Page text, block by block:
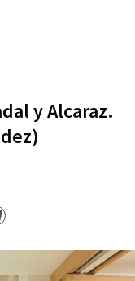
y Alcaraz.